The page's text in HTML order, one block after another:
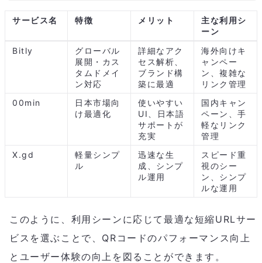
サービス名 特徴 メリット
主な利用シ
ーン
Bitly
グローバル
展開・カス
タムドメイ
ン対応
詳細なアク
セス解析、
ブランド構
築に最適
海外向けキ
ャンペー
ン、複雑な
リンク管理
00min
日本市場向
け最適化
使いやすい
UI、日本語
サポートが
充実
国内キャン
ペーン、手
軽なリンク
管理
X.gd
軽量シンプ
ル
迅速な生
成、シンプ
ル運用
スピード重
視のシー
ン、シンプ
ルな運用
このように、利用シーンに応じて最適な短縮URLサー
ビスを選ぶことで、QRコードのパフォーマンス向上
とユーザー体験の向上を図ることができます。